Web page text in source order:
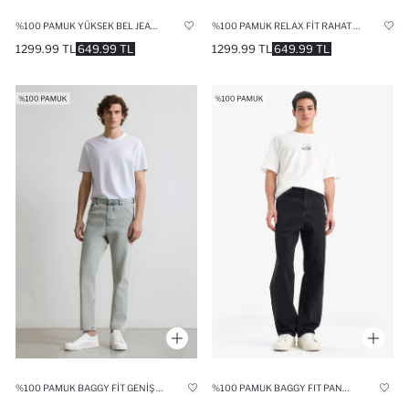
649.99 TL
1299.99 TL 649.99 TL
1299.99 TL